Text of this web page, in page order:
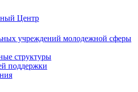
Центр
учреждений молодежной сферы
структуры
поддержки